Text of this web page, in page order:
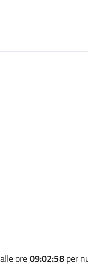
alle ore09:02:58per